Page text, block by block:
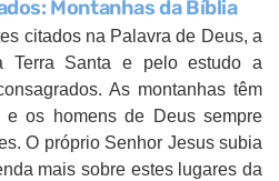
Montanhas da Bíblia
citados na Palavra de Deus, a
Terra Santa e pelo estudo a
As montanhas têm
e os homens de Deus sempre
O próprio Senhor Jesus subia
mais sobre estes lugares da